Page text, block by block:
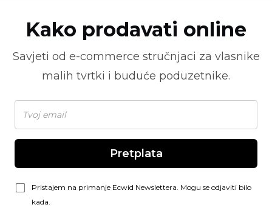
Kako prodavati online
Savjeti od e-commerce stručnjaci za vlasnike
malih tvrtki i buduće poduzetnike.
Pretplata
Pristajem na primanje Ecwid Newslettera. Mogu se odjaviti bilo
kada.